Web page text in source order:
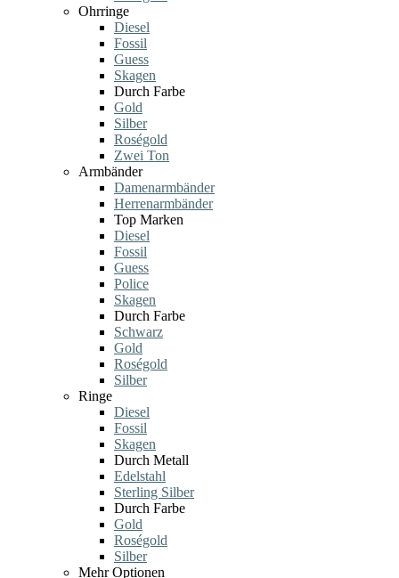
Ohrringe
Diesel
Fossil
Guess
Skagen
Durch Farbe
Gold
Silber
Roségold
Zwei Ton
Armbänder
Damenarmbänder
Herrenarmbänder
Top Marken
Diesel
Fossil
Guess
Police
Skagen
Durch Farbe
Schwarz
Gold
Roségold
Silber
Ringe
Diesel
Fossil
Skagen
Durch Metall
Edelstahl
Sterling Silber
Durch Farbe
Gold
Roségold
Silber
Mehr Optionen